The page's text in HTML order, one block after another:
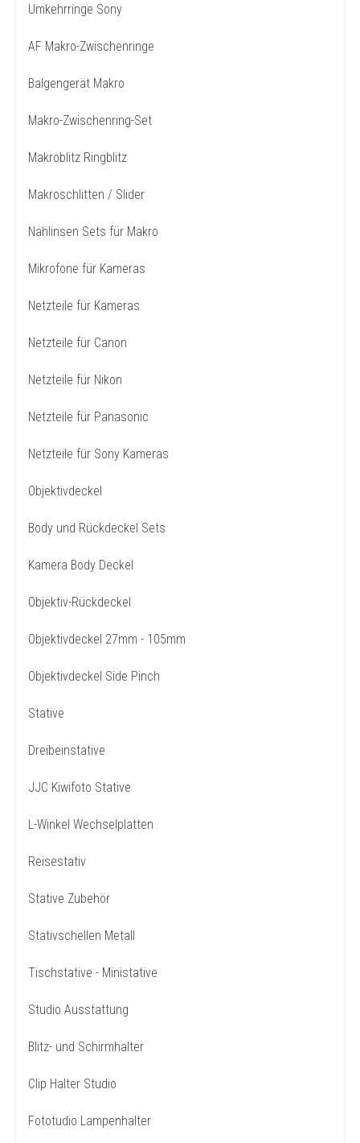
Umkehrringe Sony
AF Makro-Zwischenringe
Balgengerät Makro
Makro-Zwischenring-Set
Makroblitz Ringblitz
Makroschlitten / Slider
Nahlinsen Sets für Makro
Mikrofone für Kameras
Netzteile für Kameras
Netzteile für Canon
Netzteile für Nikon
Netzteile für Panasonic
Netzteile für Sony Kameras
Objektivdeckel
Body und Rückdeckel Sets
Kamera Body Deckel
Objektiv-Rückdeckel
Objektivdeckel 27mm - 105mm
Objektivdeckel Side Pinch
Stative
Dreibeinstative
JJC Kiwifoto Stative
L-Winkel Wechselplatten
Reisestativ
Stative Zubehör
Stativschellen Metall
Tischstative - Ministative
Studio Ausstattung
Blitz- und Schirmhalter
Clip Halter Studio
Fototudio Lampenhalter